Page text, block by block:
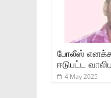
போலீஸ்
ஈடுபட்ட
4 May 2025